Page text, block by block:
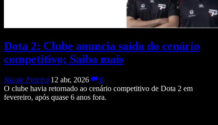
Dota 2: Clube anuncia saída do cenário
competitivo; Saiba mais
Nicole Pereira 12 abr, 2026
0
O clube havia retornado ao cenário competitivo de Dota 2 em
fevereiro, após quase 6 anos fora.